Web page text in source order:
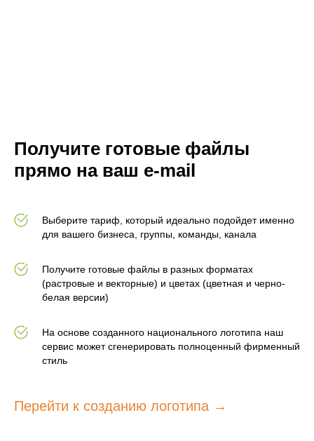
Получите готовые файлы
прямо на ваш e-mail
Выберите тариф, который идеально подойдет именно
для вашего бизнеса, группы, команды, канала
Получите готовые файлы в разных форматах
(растровые и векторные) и цветах (цветная и черно-
белая версии)
На основе созданного национального логотипа наш
сервис может сгенерировать полноценный фирменный
стиль
Перейти к созданию логотипа